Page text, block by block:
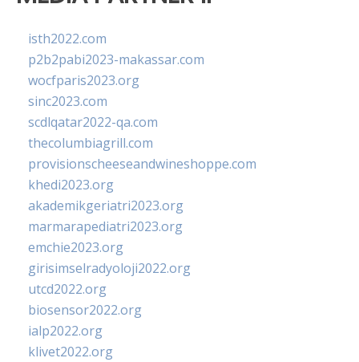
isth2022.com
p2b2pabi2023-makassar.com
wocfparis2023.org
sinc2023.com
scdlqatar2022-qa.com
thecolumbiagrill.com
provisionscheeseandwineshoppe.com
khedi2023.org
akademikgeriatri2023.org
marmarapediatri2023.org
emchie2023.org
girisimselradyoloji2022.org
utcd2022.org
biosensor2022.org
ialp2022.org
klivet2022.org